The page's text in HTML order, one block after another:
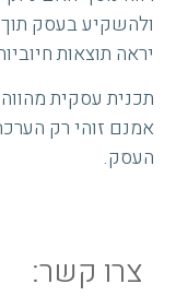
צרו קשר:
ולהשקיע בעסק
יראה תוצאות
תכנית עסקית
אמנם זוהי רק
העסק.